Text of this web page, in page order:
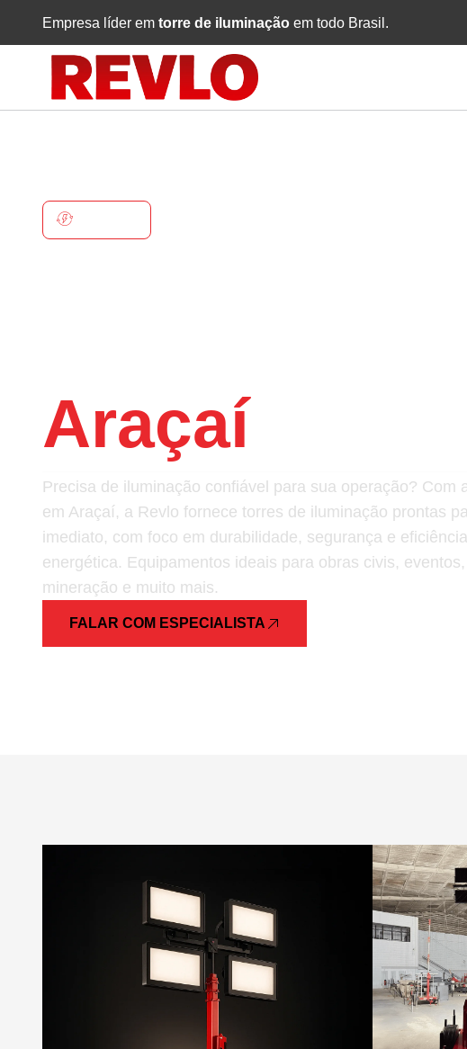
Empresa líder em torre de iluminação em todo Brasil.
Araçaí
Precisa de iluminação confiável para sua operação? Com
em Araçaí, a Revlo fornece torres de iluminação prontas
imediato, com foco em durabilidade, segurança e eficiência
energética. Equipamentos ideais para obras civis, eventos,
mineração e muito mais.
FALAR COM ESPECIALISTA